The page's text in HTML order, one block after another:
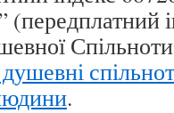
(передплатний
.